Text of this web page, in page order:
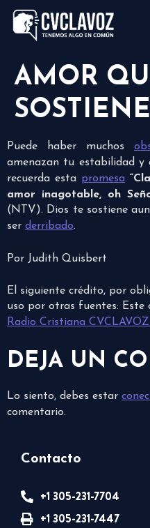
AMOR
SOSTIENE
Puede haber muchos
amenazan tu estabilidad
recuerda esta promesa “
amor inagotable, oh
(NTV). Dios te sostiene
ser derribado.
Por Judith Quisbert
El siguiente crédito, por
uso por otras fuentes:
Radio Cristiana CVCLAVOZ.
DEJA UN
Lo siento, debes estar
comentario.
Contacto
+1 305-231-7704
+1 305-231-7447